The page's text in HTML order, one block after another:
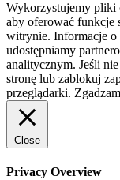
Wykorzystujemy pliki
aby oferować funkcje
witrynie. Informacje o
udostępniamy
analitycznym. Jeśli
stronę lub zablokuj
przeglądarki.
Close
Privacy Overview